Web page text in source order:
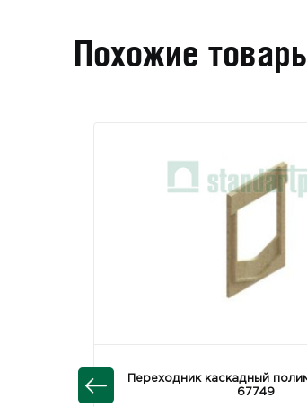
Похожие
Переходник каскадный
67749